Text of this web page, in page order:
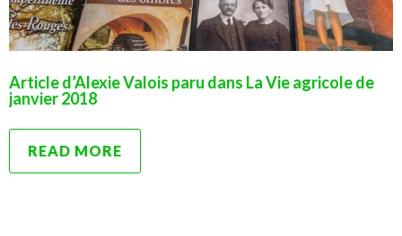
Article d’Alexie Valois paru dans La Vie agricole de
janvier 2018
READ MORE